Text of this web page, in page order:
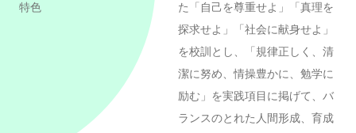
特色
た「自己を尊重せよ」「真理を
探求せよ」「社会に献身せよ」
を校訓とし、「規律正しく、清
潔に努め、情操豊かに、勉学に
励む」を実践項目に掲げて、バ
ランスのとれた人間形成、育成